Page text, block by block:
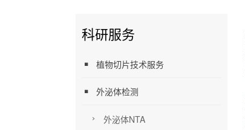
科研服务
植物切片技术服务
外泌体检测
外泌体NTA